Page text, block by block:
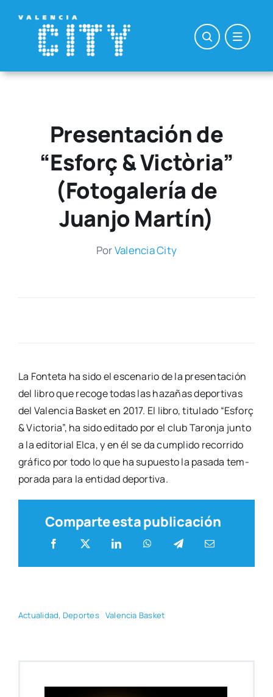
contenido
Presentación de
“Esforç & Victòria”
(Fotogalería de
Juanjo Martín)
PorValen­cia City
La Fonte­ta ha sido el esce­na­rio de la pre­sen­ta­ción
del libro que reco­ge todas las haza­ñas depor­ti­vas
del Valen­cia Bas­ket en 2017. El libro, titu­la­do “Esfo­rç
& Vic­to­ria”, ha sido edi­ta­do por el club Taron­ja jun­to
a la edi­to­rial Elca, y en él se da cum­pli­do reco­rri­do
grá­fi­co por todo lo que ha supues­to la pasa­da tem­
po­ra­da para la enti­dad depor­ti­va.
Comparte esta publicación
Actua­li­dad, Depor­tes Valen­cia Bas­ket